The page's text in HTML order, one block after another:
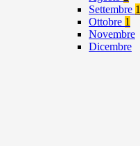
Settembre 1
Ottobre 1
Novembre
Dicembre